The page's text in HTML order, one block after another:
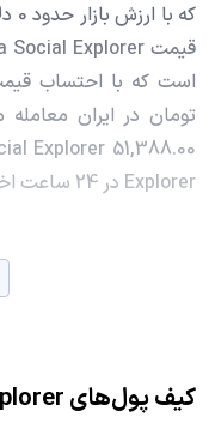
Explorer در 24 ساعت اخیر، 0.07 افزایش داشته است.
کیف پول‌های Solana Social Explorer